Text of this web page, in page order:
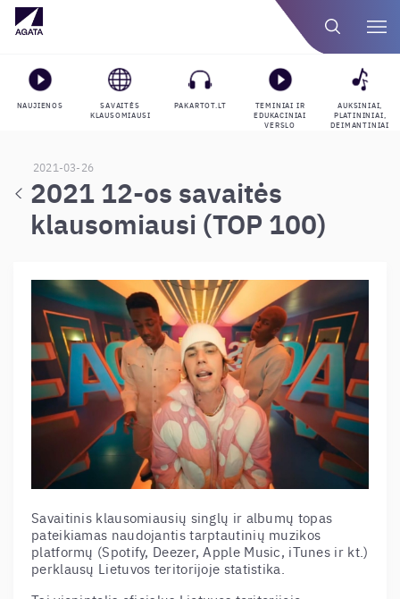
NAUJIENOS
SAVAITĖS
KLAUSOMIAUSI
PAKARTOT.LT
TEMINIAI IR
EDUKACINIAI
VERSLO
AUKSINIAI,
PLATININIAI,
DEIMANTINIAI
2021-03-26
2021 12-os savaitės
klausomiausi (TOP 100)
Savaitinis klausomiausių singlų ir albumų topas
pateikiamas naudojantis tarptautinių muzikos
platformų (Spotify, Deezer, Apple Music, iTunes ir kt.)
perklausų Lietuvos teritorijoje statistika.